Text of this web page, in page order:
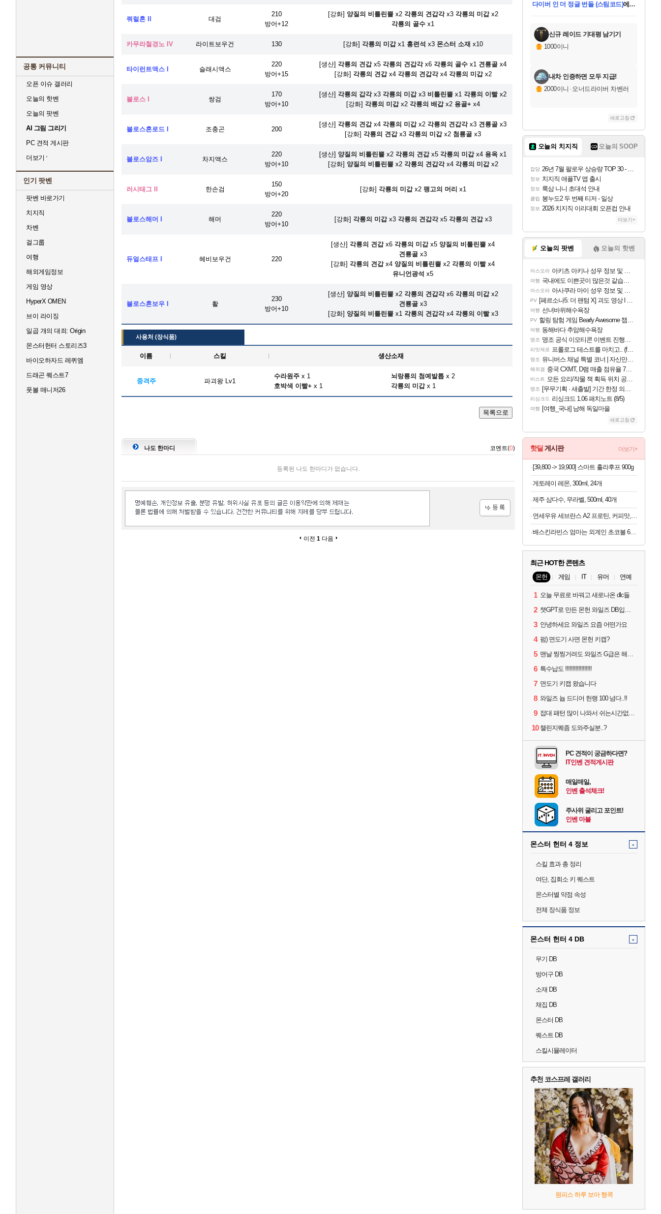
공통 커뮤니티
오픈 이슈 갤러리
오늘의 핫벤
오늘의 팟벤
AI 그림 그리기
PC 견적 게시판
더보기
인기 팟벤
팟벤 바로가기
치지직
차벤
걸그룹
여행
해외게임정보
게임 영상
HyperX OMEN
브이 라이징
일곱 개의 대죄: Origin
몬스터헌터 스토리즈3
바이오하자드 레퀴엠
드래곤 퀘스트7
풋볼 매니저26
쿼럴혼 II 대검
210
방어+12
[강화] 양질의 비틀린뿔x2 각룡의 견갑각x3 각룡의 미갑x2
각룡의 골수 x1
카무라철경노 IV 라이트보우건 130 [강화] 각룡의 미갑x1 홍련석 x3 몬스터 소재 x10
타이런트액스 I 슬래시액스
220
방어+15
[생산] 각룡의 견갑x5 각룡의 견갑각x6 각룡의 골수 x1 견룡골 x4
[강화] 각룡의 견갑x4 각룡의 견갑각x4 각룡의 미갑x2
블로스 I 쌍검
170
방어+10
[생산] 각룡의 갑각x3 각룡의 미갑x3 비틀린뿔 x1 각룡의 이빨x2
[강화] 각룡의 미갑x2 각룡의 배갑x2 용골+ x4
블로스혼로드 I 조충곤 200
[생산] 각룡의 견갑x4 각룡의 미갑x2 각룡의 견갑각x3 견룡골 x3
[강화] 각룡의 견갑x3 각룡의 미갑x2 첨룡골 x3
블로스암즈 I 차지액스
220
방어+10
[생산] 양질의 비틀린뿔 x2 각룡의 견갑x5 각룡의 미갑x4 용옥 x1
[강화] 양질의 비틀린뿔x2 각룡의 견갑각x4 각룡의 미갑x2
러시태그 II 한손검
150
방어+20
[강화] 각룡의 미갑x2 팽고의 머리 x1
블로스해머 I 해머
220
방어+10
[강화] 각룡의 미갑x3 각룡의 견갑각x5 각룡의 견갑x3
듀얼스태프 I 헤비보우건 220
[생산] 각룡의 견갑x6 각룡의 미갑x5 양질의 비틀린뿔 x4
견룡골 x3
[강화] 각룡의 견갑x4 양질의 비틀린뿔 x2 각룡의 이빨x4
유니언광석 x5
블로스혼보우 I 활
230
방어+10
[생산] 양질의 비틀린뿔x2 각룡의 견갑각x6 각룡의 미갑x2
견룡골 x3
[강화] 양질의 비틀린뿔x1 각룡의 견갑각x4 각룡의 이빨x3
사용처 (장식품)
이름 스킬 생산소재
중격주 파괴왕 Lv1
수라원주 x 1 뇌랑룡의 첨예발톱x 2
호박색 이빨+ x 1 각룡의 미갑x 1
목록으로
나도 한마디 코멘트(0)
등록된 나도 한마디가 없습니다.
이전 1 다음
교환.
당첨되셨습니다.
다이버 인 더 정글 번들 (스팀코드)에
당첨되셨습니다.
당첨되셨습니다.
당첨되셨습니다.
당첨되셨습니다.
당첨되셨습니다.
에디션 (스팀코드)를 교환.
당첨되셨습니다.
신규 레이드 기대평 남기기
1000이니
내차 인증하면 모두 지급!
2000이니 · 오너드라이버 차벤러
새로고침
오늘의 치지직 오늘의 SOOP
잡담 26년 7월 팔로우 상승량 TOP 30 - 월간 치지직
정보 치지직 애플TV 앱 출시
정보 룩삼 니니 초대석 안내
클립 봉누도2 두 번째 티저 - 일상
정보 2026 치지직 이리대회 오픈컵 안내
더보기+
오늘의 팟벤 오늘의 핫벤
아스오라 아키츠 아키나 성우 정보 및 주요 필모
여행 국내에도 이쁜곳이 많은것 같습니다
아스오라 아사쿠라 마이 성우 정보 및 주요 필모
PV [페르소나5: 더 팬텀 X] 괴도 영상 l 타카마키 안·댄싱 스타
여행 선녀바위해수욕장
PV 힐링 탐험 게임 Bearly Awesome 챕터 1 트레일러
여행 동해바다 추암해수욕장
명조 명조 공식 이모티콘 이벤트 진행해봤습니다! 참여부터 추첨까지????
리밋제로 프롤로그 테스트를 마치고.. (feat. 리아)
명조 유니버스 채널 특별 코너 | 자신만의 스타일
해외겜 중국 CXMT, D램 매출 점유율 7%…글로벌 4위로 부상
비스트 모든 요리/작물 책 획득 위치 공략 (36개) - 미식가 도전과제
명조 [무무기획 · 새출발] 기간 한정 의뢰 이벤트
리싱크드 리싱크드 1.06 패치노트 (8/5)
여행 [여행_국내] 남해 독일마을
새로고침
핫딜 게시판 더보기+
[39,800 -> 19,900] 스마트 훌라후프 900g
게토레이 레몬, 300ml, 24개
제주 삼다수, 무라벨, 500ml, 40개
연세우유 세브란스 A2 프로틴, 커피맛, 190ml, 16개
배스킨라빈스 엄마는 외계인 초코볼 6개입 x 2봉지 (1봉지당 4,950원)
최근 HOT한 콘텐츠
몬헌 게임 IT 유머 연예
1 오늘 무료로 바꿔고 새로나온 dlc들
2 챗GPT로 만든 몬헌 와일즈 DB입니다.
3 안녕하세요 와일즈 요즘 어떤가요
4 펌) 면도기 사면 몬헌 키캡?
5 맨날 찡찡거려도 와일즈 G급은 해야하니까 접속 jpg
6 특수납도 !!!!!!!!!!!!!!!!!!
7 면도기 키캡 왔습니다
8 와일즈 늅 드디어 헌랭 100 넘다..!!
9 접대 패턴 많이 나와서 쉬는시간없이 빡딜한것같은데..
10 챌린지퀘좀 도와주실분..?
PC 견적이 궁금하다면?
IT인벤 견적게시판
매일매일,
인벤 출석체크!
주사위 굴리고 포인트!
인벤 마블
몬스터 헌터 4 정보 -
스킬 효과 총 정리
여단, 집회소 키 퀘스트
몬스터별 약점 속성
전체 장식품 정보
몬스터 헌터 4 DB -
무기 DB
방어구 DB
소재 DB
채집 DB
몬스터 DB
퀘스트 DB
스킬시뮬레이터
추천 코스프레 갤러리
원피스 하루 보아 행콕